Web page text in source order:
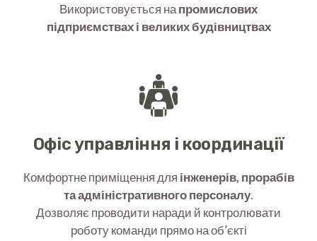
Використовується напромислових
підприємствах і великих будівництвах
Офіс управління і координації
Комфортне приміщення для інженерів, прорабів
та адміністративного персоналу.
Дозволяє проводити наради й контролювати
роботу команди прямо на об’єкті